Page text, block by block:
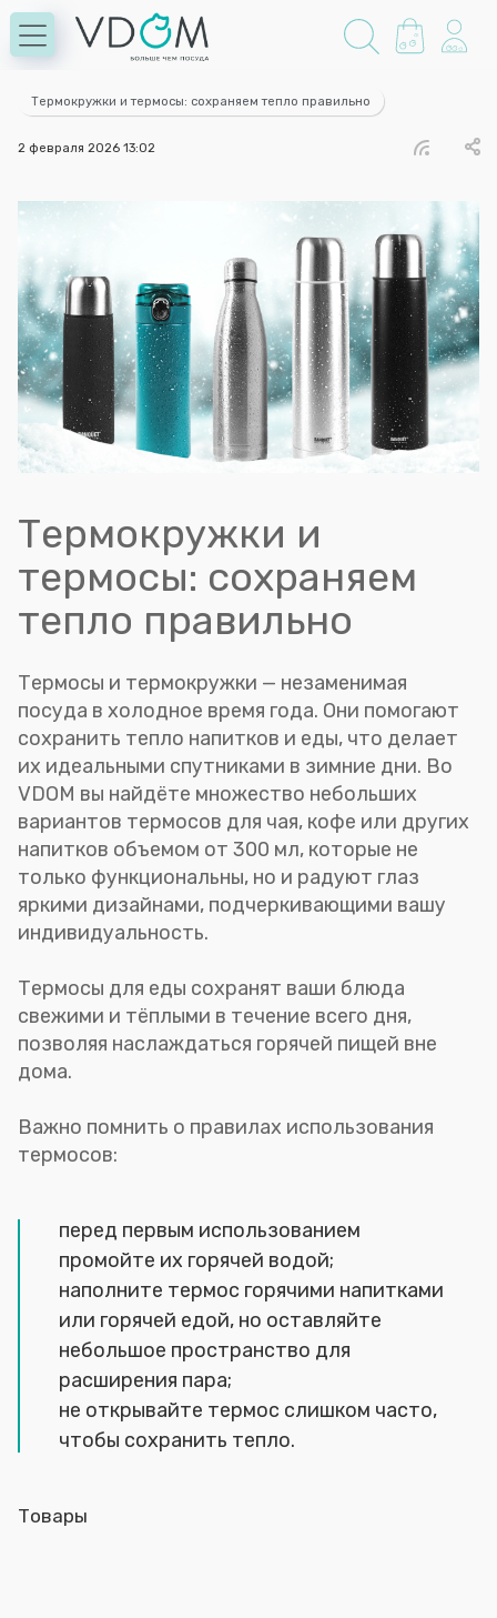
Термокружки и термосы: сохраняем тепло правильно
2 февраля 2026 13:02
Термокружки и
термосы: сохраняем
тепло правильно
Термосы и термокружки — незаменимая
посуда в холодное время года. Они помогают
сохранить тепло напитков и еды, что делает
их идеальными спутниками в зимние дни. Во
VDOM вы найдёте множество небольших
вариантов термосов для чая, кофе или других
напитков объемом от 300 мл, которые не
только функциональны, но и радуют глаз
яркими дизайнами, подчеркивающими вашу
индивидуальность.
Термосы для еды сохранят ваши блюда
свежими и тёплыми в течение всего дня,
позволяя наслаждаться горячей пищей вне
дома.
Важно помнить о правилах использования
термосов:
перед первым использованием
промойте их горячей водой;
наполните термос горячими напитками
или горячей едой, но оставляйте
небольшое пространство для
расширения пара;
не открывайте термос слишком часто,
чтобы сохранить тепло.
Товары